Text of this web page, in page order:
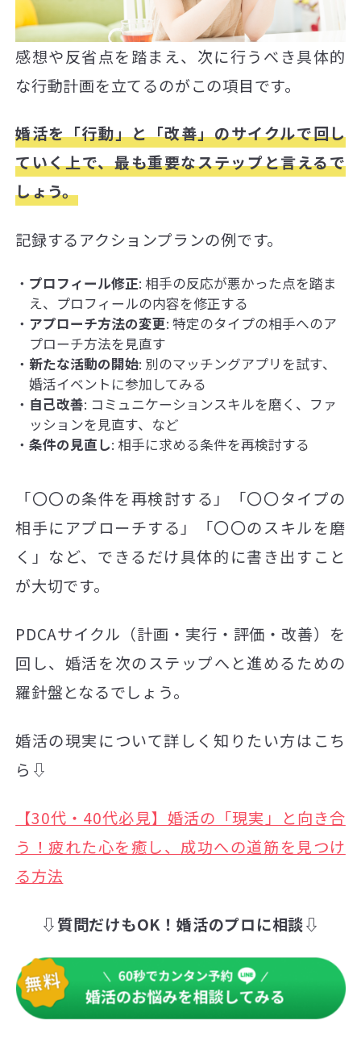
感想や反省点を踏まえ、次に行うべき具体的
な行動計画を立てるのがこの項目です。
婚活を「行動」と「改善」のサイクルで回し
ていく上で、最も重要なステップと言えるで
しょう。
記録するアクションプランの例です。
プロフィール修正: 相手の反応が悪かった点を踏ま
え、プロフィールの内容を修正する
アプローチ方法の変更: 特定のタイプの相手へのア
プローチ方法を見直す
新たな活動の開始: 別のマッチングアプリを試す、
婚活イベントに参加してみる
自己改善: コミュニケーションスキルを磨く、ファ
ッションを見直す、など
条件の見直し: 相手に求める条件を再検討する
「〇〇の条件を再検討する」「〇〇タイプの
相手にアプローチする」「〇〇のスキルを磨
く」など、できるだけ具体的に書き出すこと
が大切です。
PDCAサイクル（計画・実行・評価・改善）を
回し、婚活を次のステップへと進めるための
羅針盤となるでしょう。
婚活の現実について詳しく知りたい方はこち
ら⇩
【30代・40代必見】婚活の「現実」と向き合
う！疲れた心を癒し、成功への道筋を見つけ
る方法
⇩質問だけもOK！婚活のプロに相談⇩